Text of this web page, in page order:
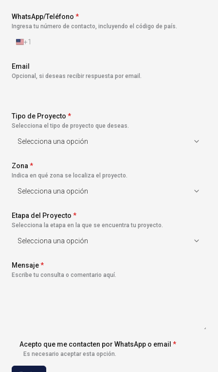
WhatsApp/Teléfono *
Ingresa tu número de contacto, incluyendo el código de país.
E
a
d
n
i
o
1
+1
Email
Opcional, si deseas recibir respuesta por email.
Tipo de Proyecto *
Selecciona el tipo de proyecto que deseas.
Zona *
Indica en qué zona se localiza el proyecto.
Etapa del Proyecto *
Selecciona la etapa en la que se encuentra tu proyecto.
Mensaje*
Escribe tu consulta o comentario aquí.
Acepto que me contacten por WhatsApp o email *
Es necesario aceptar esta opción.